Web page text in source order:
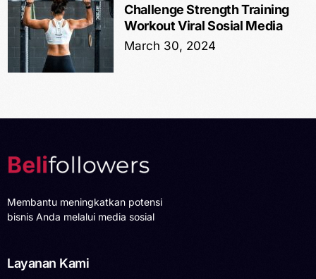
Challenge Strength Training
Workout Viral Sosial Media
March 30, 2024
Membantu meningkatkan potensi
bisnis Anda melalui media sosial
Layanan Kami